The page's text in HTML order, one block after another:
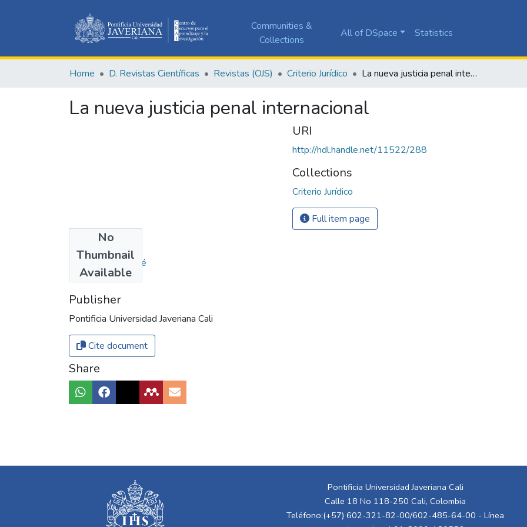
Communities &
Collections
All of DSpace Statistics
Home D. Revistas Científicas Revistas (OJS) Criterio Jurídico La nueva justicia penal internacional
La nueva justicia penal internacional
No
Thumbnail
Available
Authors
Quintana, Juan José
Publisher
Pontificia Universidad Javeriana Cali
Cite document
Share
URI
http://hdl.handle.net/11522/288
Collections
Criterio Jurídico
Full item page
Pontificia Universidad Javeriana Cali
Calle 18 No 118-250 Cali, Colombia
Teléfono:(+57) 602-321-82-00/602-485-64-00 - Línea